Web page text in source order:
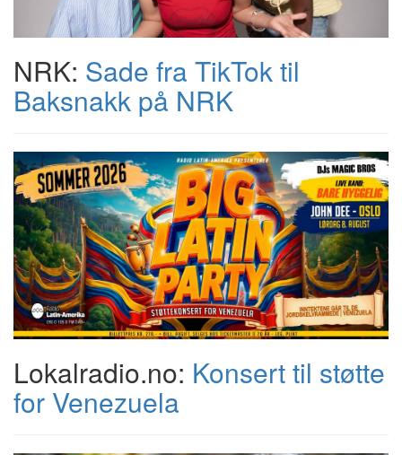
NRK: Sade fra TikTok til
Baksnakk på NRK
Lokalradio.no: Konsert til støtte
for Venezuela